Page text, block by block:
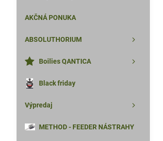
AKČNÁ PONUKA
ABSOLUTHORIUM
Boilies QANTICA
Black friday
Výpredaj
METHOD - FEEDER NÁSTRAHY